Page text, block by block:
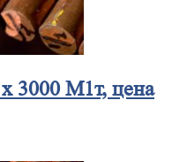
3000 М1т, цена